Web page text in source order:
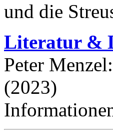
und die
Literatur &
Peter
(2023)